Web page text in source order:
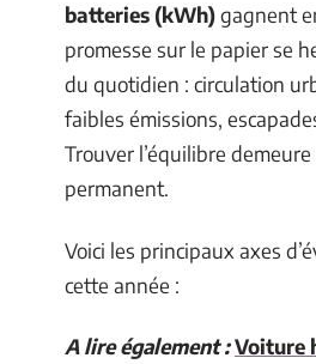
batteries (kWh)gagnent
promesse sur le papier se
du quotidien : circulation
faibles émissions,
Trouver l’équilibre
permanent.
Voici les principaux axes
cette année :
A lire également :Voiture